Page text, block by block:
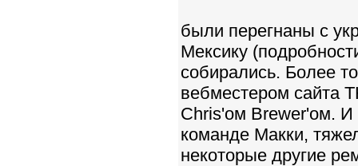
были перегнаны с
Мексику
собирались. Более
вебместером сайта
Chris'ом Brewer'ом. И
команде Макки,
некоторые другие